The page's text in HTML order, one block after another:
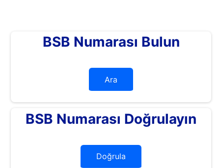
BSB Numarası Bulun
Ara
BSB Numarası Doğrulayın
Doğrula